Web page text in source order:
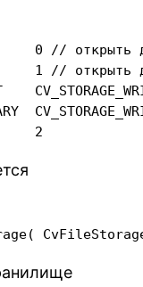
0 // открыть
1 // открыть
2